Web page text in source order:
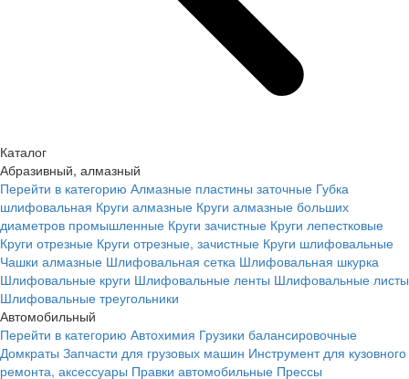
Каталог
Абразивный, алмазный
Перейти в категорию Алмазные пластины заточные Губка
шлифовальная Круги алмазные Круги алмазные больших
диаметров промышленные Круги зачистные Круги лепестковые
Круги отрезные Круги отрезные, зачистные Круги шлифовальные
Чашки алмазные Шлифовальная сетка Шлифовальная шкурка
Шлифовальные круги Шлифовальные ленты Шлифовальные листы
Шлифовальные треугольники
Автомобильный
Перейти в категорию Автохимия Грузики балансировочные
Домкраты Запчасти для грузовых машин Инструмент для кузовного
ремонта, аксессуары Правки автомобильные Прессы